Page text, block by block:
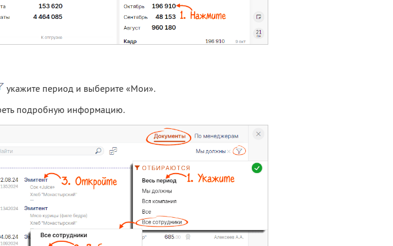
укажите период и выберите «Мои».
подробную информацию.